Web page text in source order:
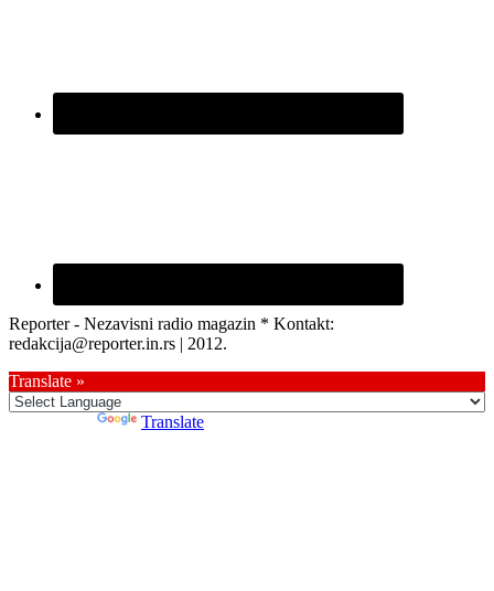
Reporter - Nezavisni radio magazin * Kontakt:
redakcija@reporter.in.rs | 2012.
Translate »
Translate